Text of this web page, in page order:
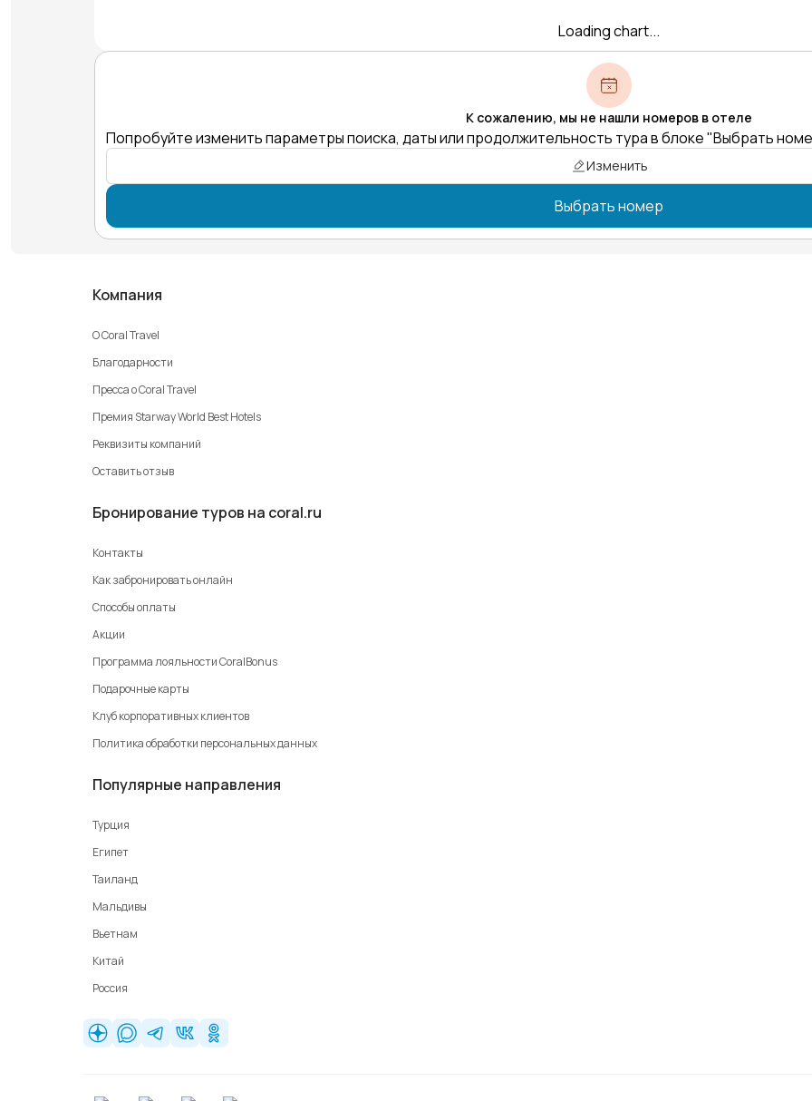
Loading chart...
К сожалению, мы не нашли номеров в отеле
Попробуйте изменить параметры поиска, даты или продолжительность тура в блоке "Выбрать
Изменить
Выбрать номер
Компания
О Coral Travel
Благодарности
Пресса о Coral Travel
Премия Starway World Best Hotels
Реквизиты компаний
Оставить отзыв
Бронирование туров на coral.ru
Контакты
Как забронировать онлайн
Способы оплаты
Акции
Программа лояльности CoralBonus
Подарочные карты
Клуб корпоративных клиентов
Политика обработки персональных данных
Популярные направления
Турция
Египет
Таиланд
Мальдивы
Вьетнам
Китай
Россия